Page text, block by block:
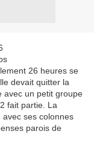
26 heures se
devait quitter la
avec un petit groupe
fait partie. La
avec ses colonnes
parois de